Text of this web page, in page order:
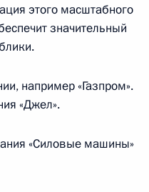
этого масштабного
значительный
например «Газпром».
«Джел».
«Силовые машины»